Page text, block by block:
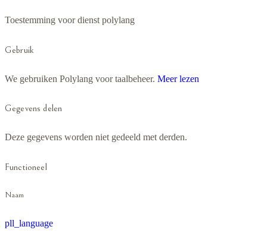
Toestemming voor dienst polylang
Gebruik
We gebruiken Polylang voor taalbeheer. Meer lezen
Gegevens delen
Deze gegevens worden niet gedeeld met derden.
Functioneel
Naam
pll_language